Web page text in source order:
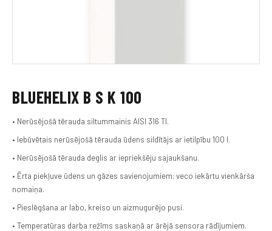
BLUEHELIX B S K 100
• Nerūsējošā tērauda siltummainis AISI 316 TI.
• Iebūvētais nerūsējošā tērauda ūdens sildītājs ar ietilpību 100 l.
• Nerūsējošā tērauda deglis ar iepriekšēju sajaukšanu.
• Ērta piekļuve ūdens un gāzes savienojumiem: veco iekārtu vienkārša
nomaiņa.
• Pieslēgšana ar labo, kreiso un aizmugurējo pusi.
• Temperatūras darba režīms saskaņā ar ārējā sensora rādījumiem.